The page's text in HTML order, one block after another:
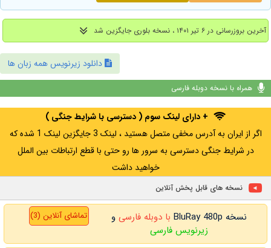
آخرین بروزرسانی در ۶ تیر ۱۴۰۱ ، نسخه بلوری جایگزین شد
دانلود زیرنویس همه زبان ها
همراه با نسخه دوبله فارسی
+ دارای لینک سوم ( دسترسی با شرایط جنگی )
اگر از ایران به آدرس مخفی متصل هستید ، لینک 3 جایگزین لینک 1 شده که
در شرایط جنگی دسترسی به سرور ها رو حتی با قطع ارتباطات بین الملل
خواهید داشت
نسخه های قابل پخش آنلاین
نسخه BluRay 480p با دوبله فارسیو
زیرنویس فارسی
تماشای آنلاین (3)